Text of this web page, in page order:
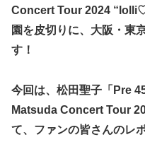
Concert Tour 2024
園を皮切りに、大阪・東
す！
今回は、松田聖子「Pre
Matsuda Concert Tour
て、ファンの皆さんのレ